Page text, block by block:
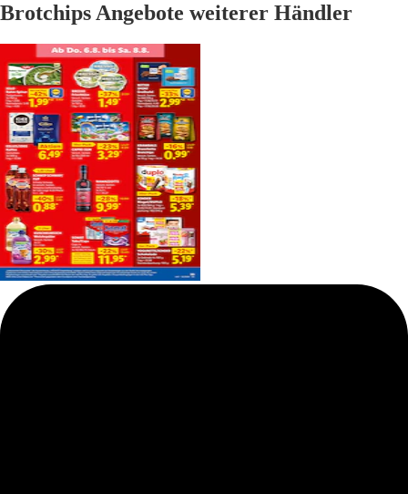
Brotchips Angebote weiterer Händler